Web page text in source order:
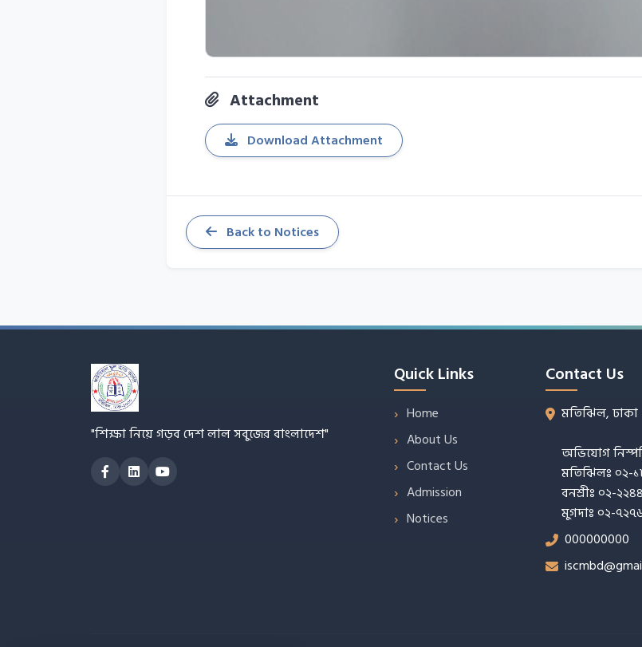
Attachment
Download Attachment
Back to Notices
"শিক্ষা নিয়ে গড়ব দেশ লাল সবুজের বাংলাদেশ"
Quick Links
Home
About Us
Contact Us
Admission
Notices
Contact Us
মতিঝিল, ঢাকা
অভিযোগ
মতিঝিলঃ ০২-
বনশ্রীঃ ০২-
মুগদাঃ ০২-
000000000